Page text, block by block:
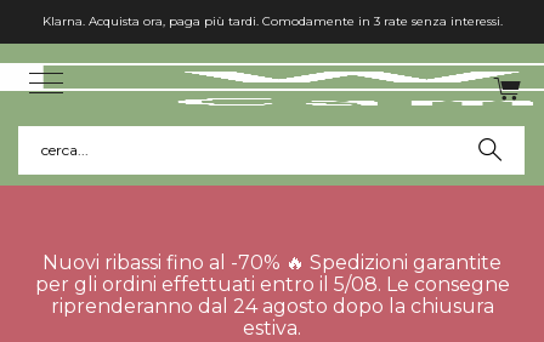
Klarna. Acquista ora, paga più tardi. Comodamente in 3 rate senza interessi.
cerca...
Nuovi ribassi fino al -70% 🔥 Spedizioni garantite
per gli ordini effettuati entro il 5/08. Le consegne
riprenderanno dal 24 agosto dopo la chiusura
estiva.